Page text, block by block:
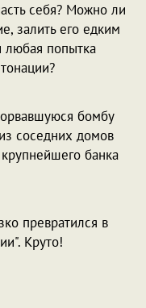
себя? Можно ли
залить его едким
любая попытка
бомбу
соседних домов
банка
превратился в
Круто!